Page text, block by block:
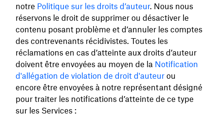
notre Politique sur les droits d’auteur. Nous nous
réservons le droit de supprimer ou désactiver le
contenu posant problème et d’annuler les comptes
des contrevenants récidivistes. Toutes les
réclamations en cas d’atteinte aux droits d’auteur
doivent être envoyées au moyen de la Notification
d'allégation de violation de droit d'auteur ou
encore être envoyées à notre représentant désigné
pour traiter les notifications d’atteinte de ce type
sur les Services :